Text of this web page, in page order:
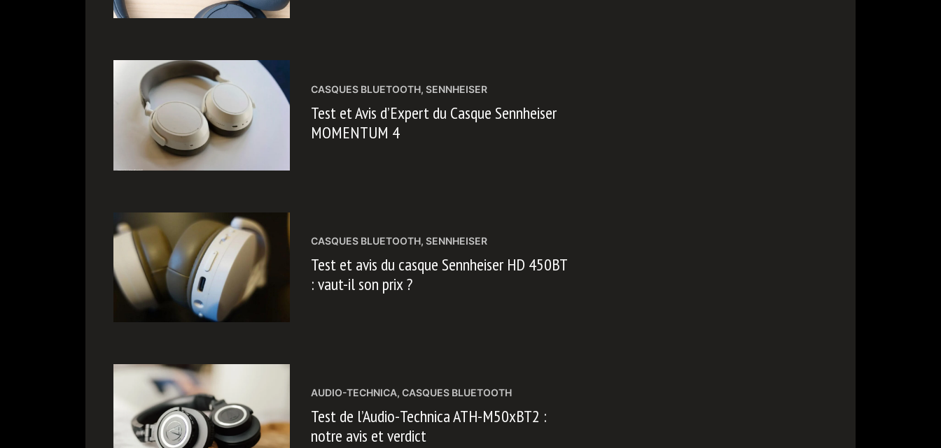
CASQUES BLUETOOTH, SENNHEISER
Test et Avis d’Expert du Casque Sennheiser
MOMENTUM 4
CASQUES BLUETOOTH, SENNHEISER
Test et avis du casque Sennheiser HD 450BT
: vaut-il son prix ?
AUDIO-TECHNICA, CASQUES BLUETOOTH
Test de l’Audio-Technica ATH-M50xBT2 :
notre avis et verdict